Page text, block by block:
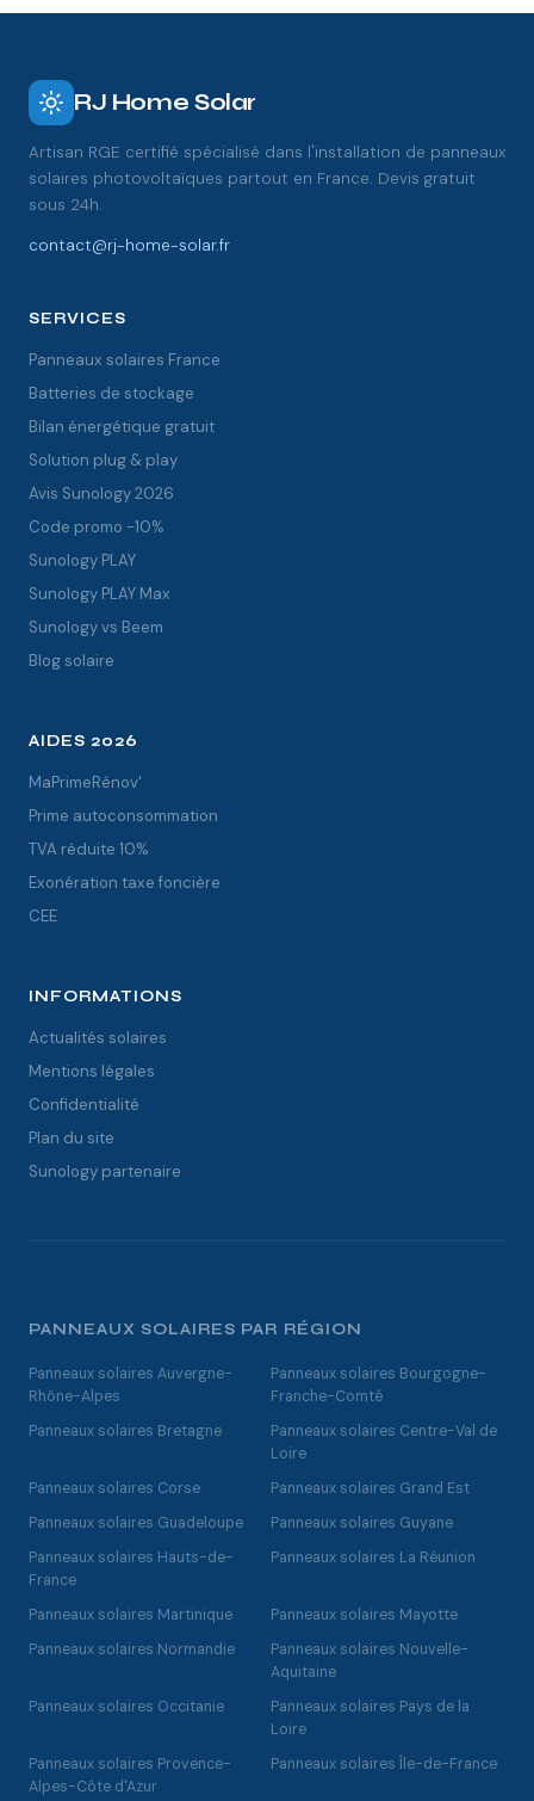
RJ Home Solar
Artisan RGE certifié spécialisé dans l'installation de panneaux
solaires photovoltaïques partout en France. Devis gratuit
sous 24h.
contact@rj-home-solar.fr
SERVICES
Panneaux solaires France
Batteries de stockage
Bilan énergétique gratuit
Solution plug & play
Avis Sunology 2026
Code promo -10%
Sunology PLAY
Sunology PLAY Max
Sunology vs Beem
Blog solaire
AIDES 2026
MaPrimeRénov'
Prime autoconsommation
TVA réduite 10%
Exonération taxe foncière
CEE
INFORMATIONS
Actualités solaires
Mentions légales
Confidentialité
Plan du site
Sunology partenaire
PANNEAUX SOLAIRES PAR RÉGION
Panneaux solaires Auvergne-
Rhône-Alpes
Panneaux solaires Bourgogne-
Franche-Comté
Panneaux solaires Bretagne
Panneaux solaires Centre-Val de
Loire
Panneaux solaires Corse
Panneaux solaires Grand Est
Panneaux solaires Guadeloupe
Panneaux solaires Guyane
Panneaux solaires Hauts-de-
France
Panneaux solaires La Réunion
Panneaux solaires Martinique
Panneaux solaires Mayotte
Panneaux solaires Normandie
Panneaux solaires Nouvelle-
Aquitaine
Panneaux solaires Occitanie
Panneaux solaires Pays de la
Loire
Panneaux solaires Provence-
Alpes-Côte d'Azur
Panneaux solaires Île-de-France